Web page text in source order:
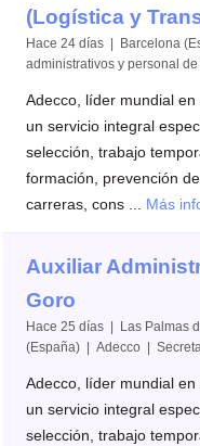
(Logística y
Hace 24 días | Barcelona
administrativos y personal
Adecco, líder mundial
un servicio integral
selección, trabajo
formación, prevención
carreras, cons ... Más
Auxiliar
Goro
Hace 25 días | Las Palmas
(España) | Adecco |
Adecco, líder mundial
un servicio integral
selección, trabajo